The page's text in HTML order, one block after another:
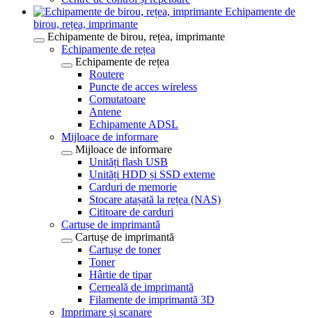
Echipamente de
birou, rețea, imprimante
Echipamente de birou, rețea, imprimante
Echipamente de rețea
Echipamente de rețea
Routere
Puncte de acces wireless
Comutatoare
Antene
Echipamente ADSL
Mijloace de informare
Mijloace de informare
Unități flash USB
Unități HDD și SSD externe
Carduri de memorie
Stocare atașată la rețea (NAS)
Cititoare de carduri
Cartușe de imprimantă
Cartușe de imprimantă
Cartușe de toner
Toner
Hârtie de tipar
Cerneală de imprimantă
Filamente de imprimantă 3D
Imprimare și scanare